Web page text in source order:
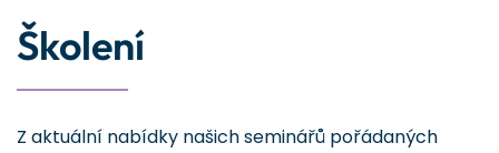
Školení
Z aktuální nabídky našich seminářů pořádaných